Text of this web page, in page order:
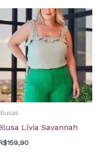
Lívia Savannah
159,90